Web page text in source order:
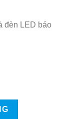
đèn LED báo